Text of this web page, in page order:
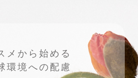
メから始める
環境への配慮